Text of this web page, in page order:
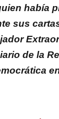
había
sus
de la